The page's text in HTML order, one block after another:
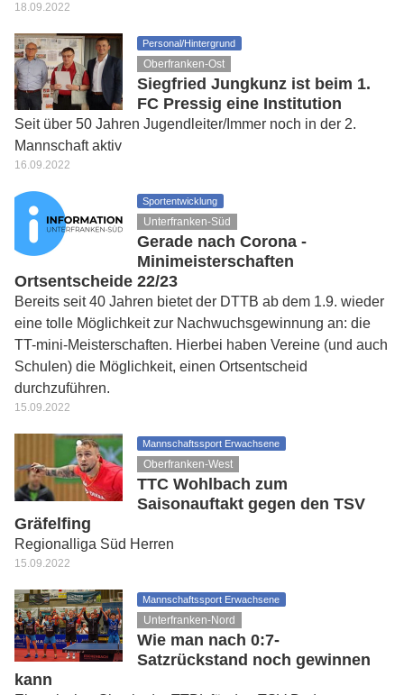
18.09.2022
Personal/Hintergrund
Oberfranken-Ost
Siegfried Jungkunz ist beim 1.
FC Pressig eine Institution
Seit über 50 Jahren Jugendleiter/Immer noch in der 2.
Mannschaft aktiv
16.09.2022
Sportentwicklung
Unterfranken-Süd
Gerade nach Corona -
Minimeisterschaften
Ortsentscheide 22/23
Bereits seit 40 Jahren bietet der DTTB ab dem 1.9. wieder
eine tolle Möglichkeit zur Nachwuchsgewinnung an: die
TT-mini-Meisterschaften. Hierbei haben Vereine (und auch
Schulen) die Möglichkeit, einen Ortsentscheid
durchzuführen.
15.09.2022
Mannschaftssport Erwachsene
Oberfranken-West
TTC Wohlbach zum
Saisonauftakt gegen den TSV
Gräfelfing
Regionalliga Süd Herren
15.09.2022
Mannschaftssport Erwachsene
Unterfranken-Nord
Wie man nach 0:7-
Satzrückstand noch gewinnen
kann